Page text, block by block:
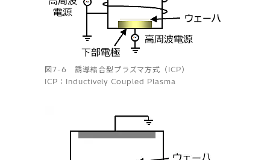
図7-6 誘導結合型プラズマ方式（ICP）
ICP：Inductively Coupled Plasma